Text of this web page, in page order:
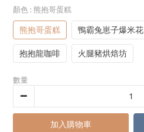
顏色 : 熊抱哥蛋糕
熊抱哥蛋糕 鴨霸兔崽子爆米花
抱抱龍咖啡 火腿豬烘焙坊
數量
加入購物車